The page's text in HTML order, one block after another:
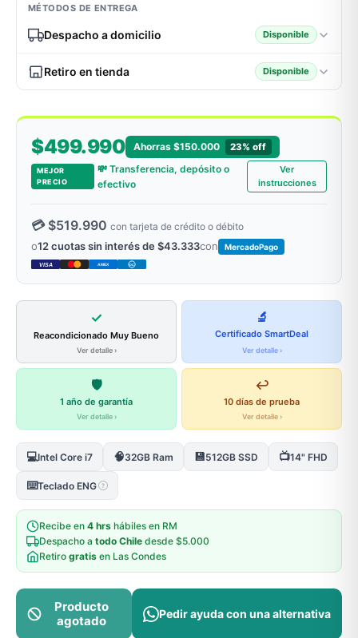
MÉTODOS DE ENTREGA
Despacho a domicilio Disponible
Retiro en tienda Disponible
$499.990 Ahorras $150.000 23% off
MEJOR
PRECIO
💸 Transferencia, depósito o
efectivo
Ver
instrucciones
💳 $519.990 con tarjeta de crédito o débito
o12 cuotas sin interés de $43.333con MercadoPago
VISA AMEX DC
✓
Reacondicionado Muy Bueno
Ver detalle ›
🔬
Certificado SmartDeal
Ver detalle ›
🛡️
1 año de garantía
Ver detalle ›
↩️
10 días de prueba
Ver detalle ›
💻Intel Core i7 🧠32GB Ram 💾512GB SSD 📺14" FHD
⌨️Teclado ENG ?
Recibe en 4 hrs hábiles en RM
Despacho a todo Chile desde $5.000
Retiro gratis en Las Condes
Producto
agotado
Pedir ayuda con una alternativa